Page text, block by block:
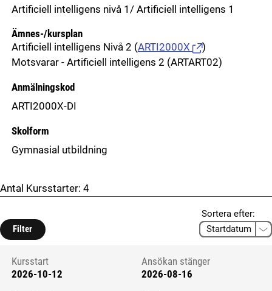
Artificiell intelligens nivå 1/ Artificiell intelligens 1
Ämnes-/kursplan
Artificiell intelligens Nivå 2 (ARTI2000X
)
Motsvarar - Artificiell intelligens 2 (ARTART02)
Anmälningskod
ARTI2000X-DI
Skolform
Gymnasial utbildning
Antal Kursstarter: 4
Filter
Sortera efter:
Kursstart 6176100
Kursstart
2026-10-12
Ansökan stänger
2026-08-16